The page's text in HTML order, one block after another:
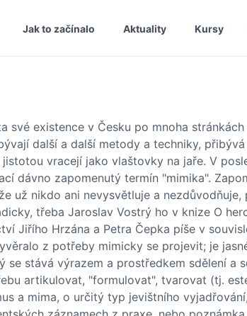
Jak to začínalo Aktuality Kursy
existence v Česku po mnoha
další a další metody a techniky,
vracejí jako vlaštovky na jaře. V
dávno zapomenutý termín "mimika".
už nikdo ani nevysvětluje a nezdůvodňuje,
třeba Jaroslav Vostrý ho v knize O
Jiřího Hrzána a Petra Čepka píše v
z potřeby mimicky se projevit; je
stává výrazem a prostředkem sdělení a
artikulovat, "formulovat", tvarovat (tj.
a mima, o určitý typ jevištního